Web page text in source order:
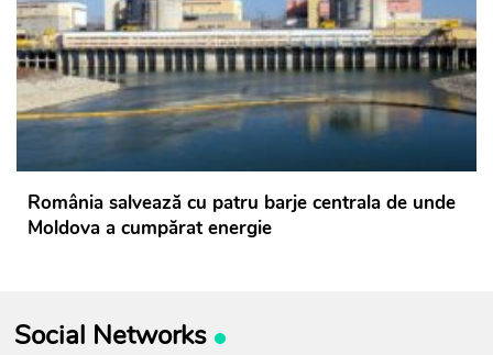
România salvează cu patru barje centrala de unde
Moldova a cumpărat energie
Social Networks